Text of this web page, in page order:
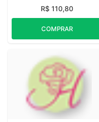
R$ 110,80
COMPRAR